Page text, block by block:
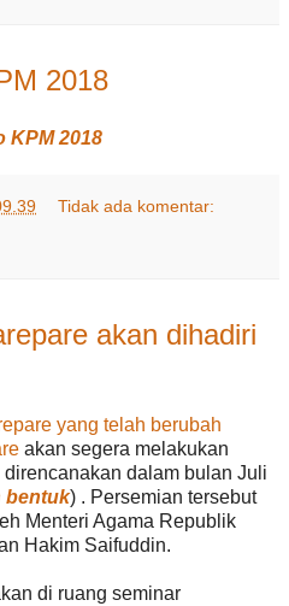
2018
KPM 2018
Tidak ada komentar:
akan dihadiri
yang telah berubah
akan segera melakukan
dalam bulan Juli
bentuk) . Persemian tersebut
Menteri Agama Republik
Hakim Saifuddin.
di ruang seminar